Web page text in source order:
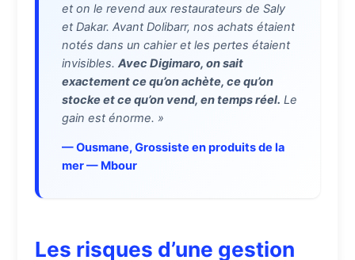
et on le revend aux restaurateurs de Saly
et Dakar. Avant Dolibarr, nos achats étaient
notés dans un cahier et les pertes étaient
invisibles. Avec Digimaro, on sait
exactement ce qu’on achète, ce qu’on
stocke et ce qu’on vend, en temps réel. Le
gain est énorme. »
— Ousmane, Grossiste en produits de la
mer — Mbour
Les risques d’une gestion